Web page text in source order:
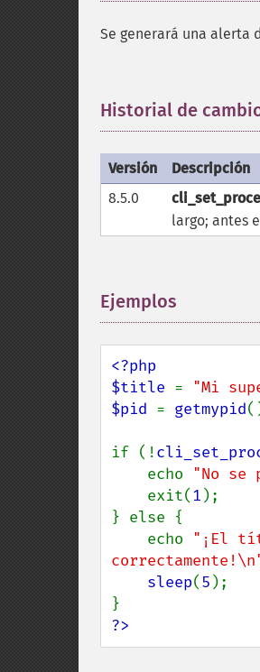
Se generará una alerta
Historial de
Versión
Descripción
8.5.0
largo; antes
Ejemplos
<?php
$title = "Mi
$pid = getmypid
if (!
    echo
"No
    exit(
1 );
} else {
    echo
"¡El
sleep(5 );
?>